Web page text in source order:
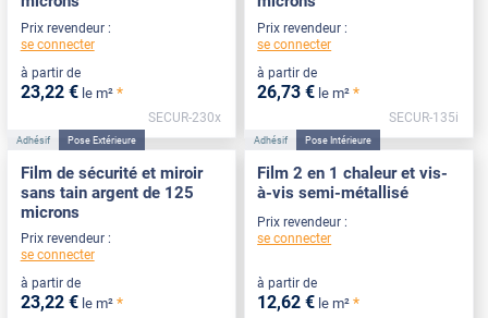
Prix revendeur :
se connecter
à partir de
23,22 € le m² *
SECUR-230x
Prix revendeur :
se connecter
à partir de
26,73 € le m² *
SECUR-135i
Adhésif Pose Extérieure
Film de sécurité et miroir
sans tain argent de 125
microns
Prix revendeur :
se connecter
à partir de
23,22 € le m² *
Adhésif Pose Intérieure
Film 2 en 1 chaleur et vis-
à-vis semi-métallisé
Prix revendeur :
se connecter
à partir de
12,62 € le m² *